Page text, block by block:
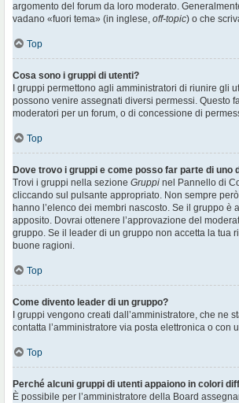
argomento del forum da loro moderato.
vadano «fuori tema» (in inglese, off-topic) o che
Top
Cosa sono i gruppi di utenti?
I gruppi permettono agli amministratori di riunire gli
possono venire assegnati diversi permessi. Questo
moderatori per un forum, o di concessione di
Top
Dove trovo i gruppi e come posso far parte di uno
Trovi i gruppi nella sezione Gruppi nel Pannello di
cliccando sul pulsante appropriato. Non sempre
hanno l’elenco dei membri nascosto. Se il gruppo
apposito. Dovrai ottenere l’approvazione del
gruppo. Se il leader di un gruppo non accetta la tua
buone ragioni.
Top
Come divento leader di un gruppo?
I gruppi vengono creati dall’amministratore, che
contatta l’amministratore via posta elettronica o con
Top
Perché alcuni gruppi di utenti appaiono in colori
È possibile per l’amministratore della Board